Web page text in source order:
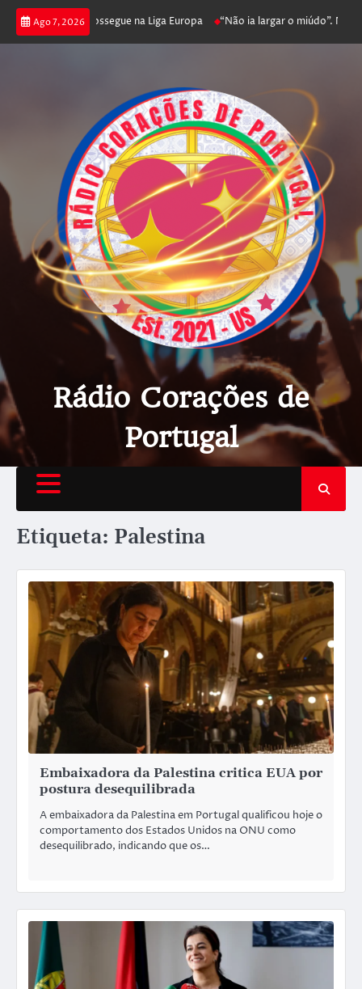
Ago 7, 2026
poker e prossegue na Liga Europa “Não ia largar o miúdo”.
Rádio Corações de
Portugal
Etiqueta: Palestina
Embaixadora da Palestina critica EUA por
postura desequilibrada
A embaixadora da Palestina em Portugal qualificou hoje o
comportamento dos Estados Unidos na ONU como
desequilibrado, indicando que os…